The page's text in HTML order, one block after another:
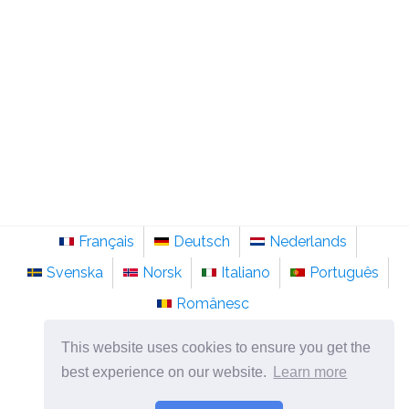
This website uses cookies to ensure you get the
best experience on our website.
Learn more
Français Deutsch
Nederlands
Svenska
Norsk Italiano
Português
Românesc
©2026pt.sainte-anastasie.org
Psicologia, filosofia e pensamento sobre a vida.